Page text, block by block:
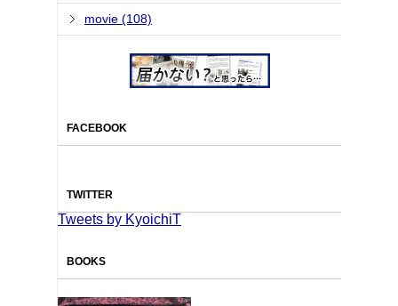
movie (108)
FACEBOOK
TWITTER
Tweets by KyoichiT
BOOKS